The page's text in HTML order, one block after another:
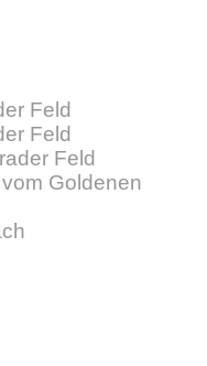
Feld
Feld
Feld
Goldenen